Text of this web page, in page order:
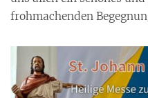
frohmachenden